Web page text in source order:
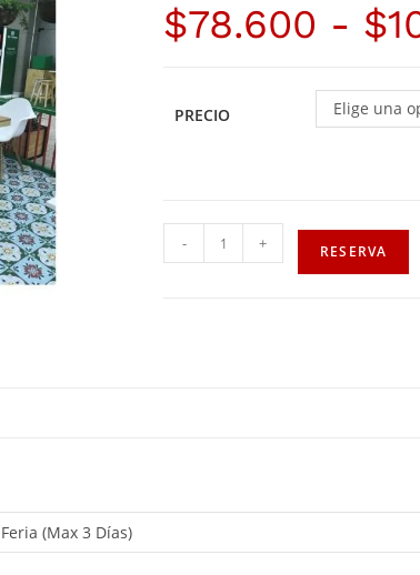
$78.600 - $
PRECIO Elige una
- + RESERVA
(Max 3 Días)